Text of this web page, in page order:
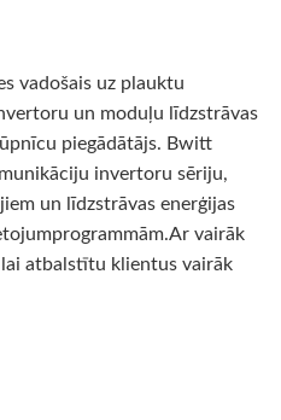
vadošais uz plauktu
un moduļu līdzstrāvas
piegādātājs. Bwitt
invertoru sēriju,
un līdzstrāvas enerģijas
vairāk
atbalstītu klientus vairāk